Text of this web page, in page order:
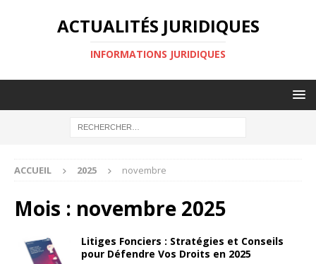
ACTUALITÉS JURIDIQUES
INFORMATIONS JURIDIQUES
ACCUEIL 2025 novembre
Mois : novembre 2025
Litiges Fonciers : Stratégies et Conseils
pour Défendre Vos Droits en 2025